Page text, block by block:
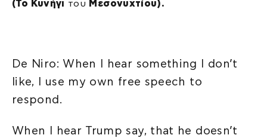
(Το Κυνήγι του Μεσονυχτίου).
De Niro: When I hear something I don’t
like, I use my own free speech to
respond.
When I hear Trump say, that he doesn’t